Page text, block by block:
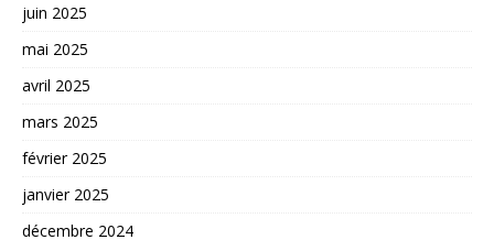
juin 2025
mai 2025
avril 2025
mars 2025
février 2025
janvier 2025
décembre 2024